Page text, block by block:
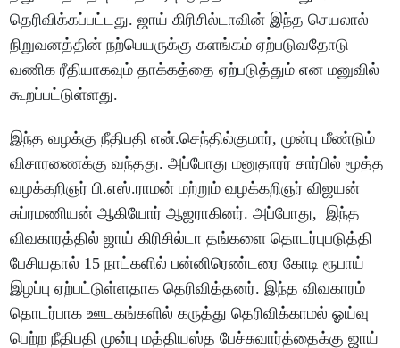
தெரிவிக்கப்பட்டது. ஜாய் கிரிசில்டாவின் இந்த செயலால்
நிறுவனத்தின் நற்பெயருக்கு களங்கம் ஏற்படுவதோடு
வணிக ரீதியாகவும் தாக்கத்தை ஏற்படுத்தும் என மனுவில்
கூறப்பட்டுள்ளது.
இந்த வழக்கு நீதிபதி என்.செந்தில்குமார், முன்பு மீண்டும்
விசாரணைக்கு வந்தது. அப்போது மனுதாரர் சார்பில் மூத்த
வழக்கறிஞர் பி.எஸ்.ராமன் மற்றும் வழக்கறிஞர் விஜயன்
சுப்ரமணியன் ஆகியோர் ஆஜராகினர். அப்போது, இந்த
விவகாரத்தில் ஜாய் கிரிசில்டா தங்களை தொடர்புபடுத்தி
பேசியதால் 15 நாட்களில் பன்னிரெண்டரை கோடி ரூபாய்
இழப்பு ஏற்பட்டுள்ளதாக தெரிவித்தனர். இந்த விவகாரம்
தொடர்பாக ஊடகங்களில் கருத்து தெரிவிக்காமல் ஓய்வு
பெற்ற நீதிபதி முன்பு மத்தியஸ்த பேச்சுவார்த்தைக்கு ஜாய்